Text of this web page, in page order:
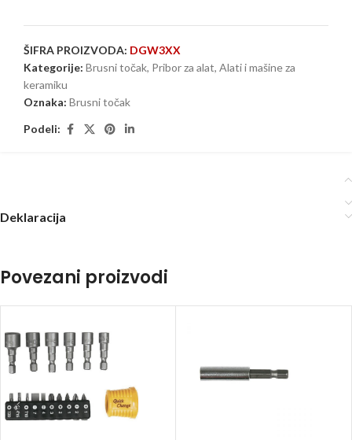
ŠIFRA PROIZVODA: DGW3XX
Kategorije: Brusni točak, Pribor za alat, Alati i mašine za
keramiku
Oznaka: Brusni točak
Podeli:
Deklaracija
Povezani proizvodi